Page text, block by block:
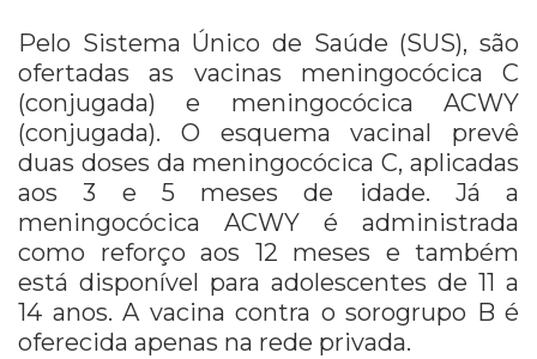
Pelo Sistema Único de Saúde (SUS), são
ofertadas as vacinas meningocócica C
(conjugada) e meningocócica ACWY
(conjugada). O esquema vacinal prevê
duas doses da meningocócica C, aplicadas
aos 3 e 5 meses de idade. Já a
meningocócica ACWY é administrada
como reforço aos 12 meses e também
está disponível para adolescentes de 11 a
14 anos. A vacina contra o sorogrupo B é
oferecida apenas na rede privada.